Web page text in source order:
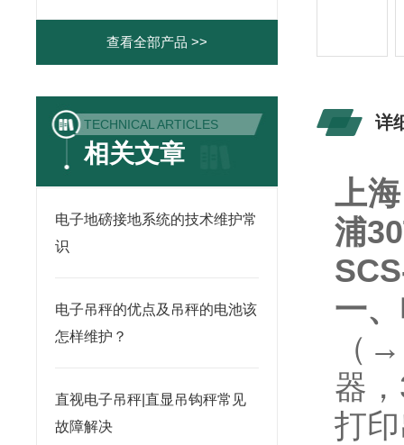
查看全部产品 >>
TECHNICAL ARTICLES
相关文章
电子地磅接地系统的技术维护常
识
电子吊秤的优点及吊秤的电池该
怎样维护？
直视电子吊秤|直显吊钩秤常见
故障解决
详
上
浦
一
（
器
打